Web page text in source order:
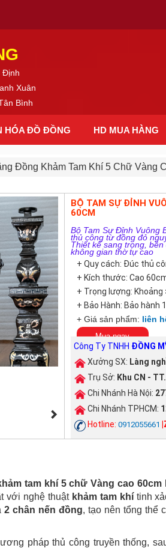
Định
Xuân
Bình
HÓA ĐỒ ĐỒNG HD MUA HÀNG
Đồng Khảm Tam Khí 5 Chữ Vàng
BỘ TAM SỰ ĐỈNH
60CM
Bộ Tam Sự Đỉnh Vuông
thủ công từ đồng đỏ
Thiết kế sang trọng,
không gian thờ tự cao
+ Quy cách: Đúc thủ
+ Kích thước: Cao
+ Trọng lượng: Khoảng
+ Bảo Hành: Bảo hành
+ Giá sản phẩm: liên
Mua ngay
Công Ty TNHH ĐỒNG
Xưởng SX: Làng
Trụ Sở: Khu CN -
Chi Nhánh Hà Nội:
Chi Nhánh TPHCM:
Hotline: 0912055661
tam khí 5 chữ Vàng cao 60cm
với nghệ thuật khảm tam khítinh
2 chân nến đồng, tạo nên tổng thể
pháp thủ công truyền thống,